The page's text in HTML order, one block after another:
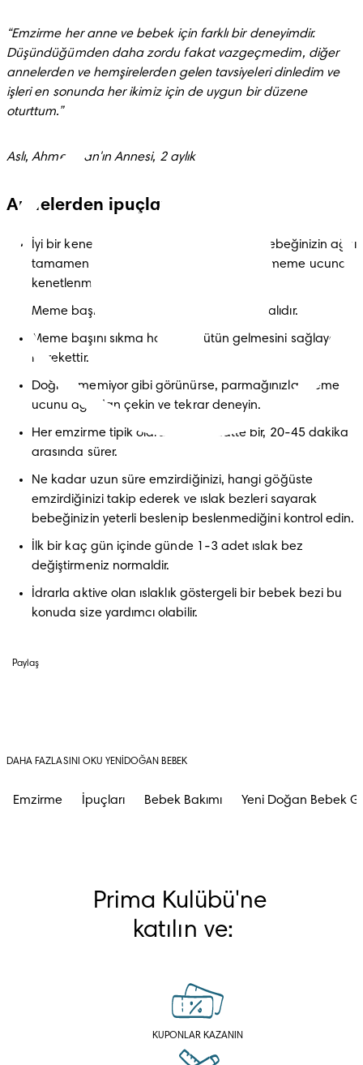
“Emzirme her anne ve bebek için farklı bir deneyimdir.
Düşündüğümden daha zordu fakat vazgeçmedim, diğer
annelerden ve hemşirelerden gelen tavsiyeleri dinledim ve
işleri en sonunda her ikimiz için de uygun bir düzene
oturttum.”
Aslı, Ahmet Can'ın Annesi, 2 aylık
Annelerden ipuçları
İyi bir kenetlenme işin temelini oluşturur. Bebeğinizin ağzı
tamamen açılana dek bekleyin ve sonra meme ucuna
kenetlenmesine yardım edin.
Meme başı çevresi bebeğin ağzında olmalıdır.
Meme başını sıkma hareketi sütün gelmesini sağlayan
harekettir.
Doğru ememiyor gibi görünürse, parmağınızla meme
ucunu ağızdan çekin ve tekrar deneyin.
Her emzirme tipik olarak her 3 saatte bir, 20-45 dakika
arasında sürer.
Ne kadar uzun süre emzirdiğinizi, hangi göğüste
emzirdiğinizi takip ederek ve ıslak bezleri sayarak
bebeğinizin yeterli beslenip beslenmediğini kontrol edin.
İlk bir kaç gün içinde günde 1-3 adet ıslak bez
değiştirmeniz normaldir.
İdrarla aktive olan ıslaklık göstergeli bir bebek bezi bu
konuda size yardımcı olabilir.
Paylaş
DAHA FAZLASINI OKU YENIDOĞAN BEBEK
Emzirme İpuçları Bebek Bakımı Yeni Doğan Bebek
Prima Kulübü'ne
katılın ve:
KUPONLAR KAZANIN